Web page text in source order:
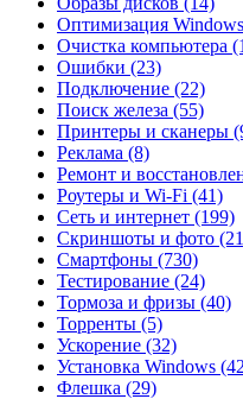
Оптимизация Windows
Очистка компьютера
Ошибки (23)
Подключение (22)
Поиск железа (55)
Принтеры и сканеры
Реклама (8)
Ремонт и
Роутеры и Wi-Fi (41)
Сеть и интернет (199)
Скриншоты и фото
Смартфоны (730)
Тестирование (24)
Тормоза и фризы (40)
Торренты (5)
Ускорение (32)
Установка Windows
Флешка (29)